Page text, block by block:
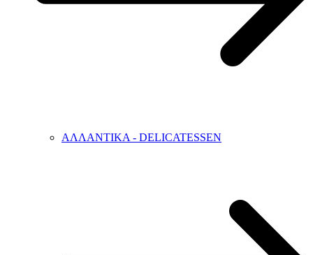
ΑΛΛΑΝΤΙΚΑ - DELICATESSEN